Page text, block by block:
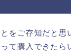
をご存知だと思
て購入できたら